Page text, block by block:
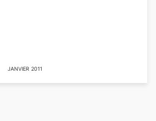
JANVIER 2011